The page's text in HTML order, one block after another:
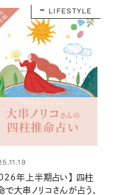
LIFESTYLE
年上半期占い】 四柱
で大串ノリコさんが占う、